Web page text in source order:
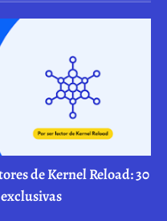
de Kernel Reload: 30